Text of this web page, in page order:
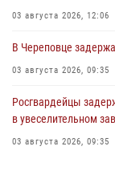
03 августа 2026, 12:06
В Череповце
03 августа 2026, 09:35
Росгвардейцы
в увеселительном
03 августа 2026, 09:35